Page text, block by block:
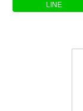
LINE